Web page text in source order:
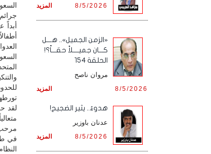
أبداً
لقد
مرحب
في
المزيد 8/5/2026
«الزمن الجميل».. هـــل
كـــان جميــــلاً حقـــاً؟!
الحلقة 154
مروان ناصح
المزيد 8/5/2026
هدوءٌ.. يثير الضجيج!
عدنان باوزير
المزيد 8/5/2026